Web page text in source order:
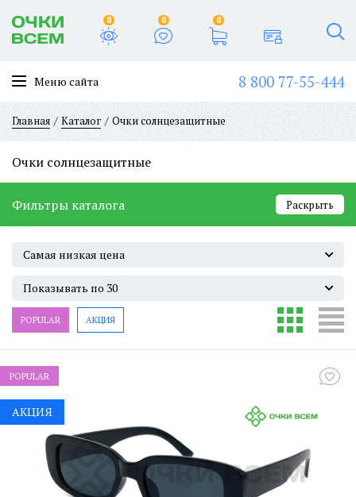
0 0 0
Меню сайта 8 800 77-55-444
Главная Каталог Очки солнцезащитные
Очки солнцезащитные
Фильтры каталога Раскрыть
POPULAR АКЦИЯ
Самая низкая цена
Показывать по 30
POPULAR
АКЦИЯ